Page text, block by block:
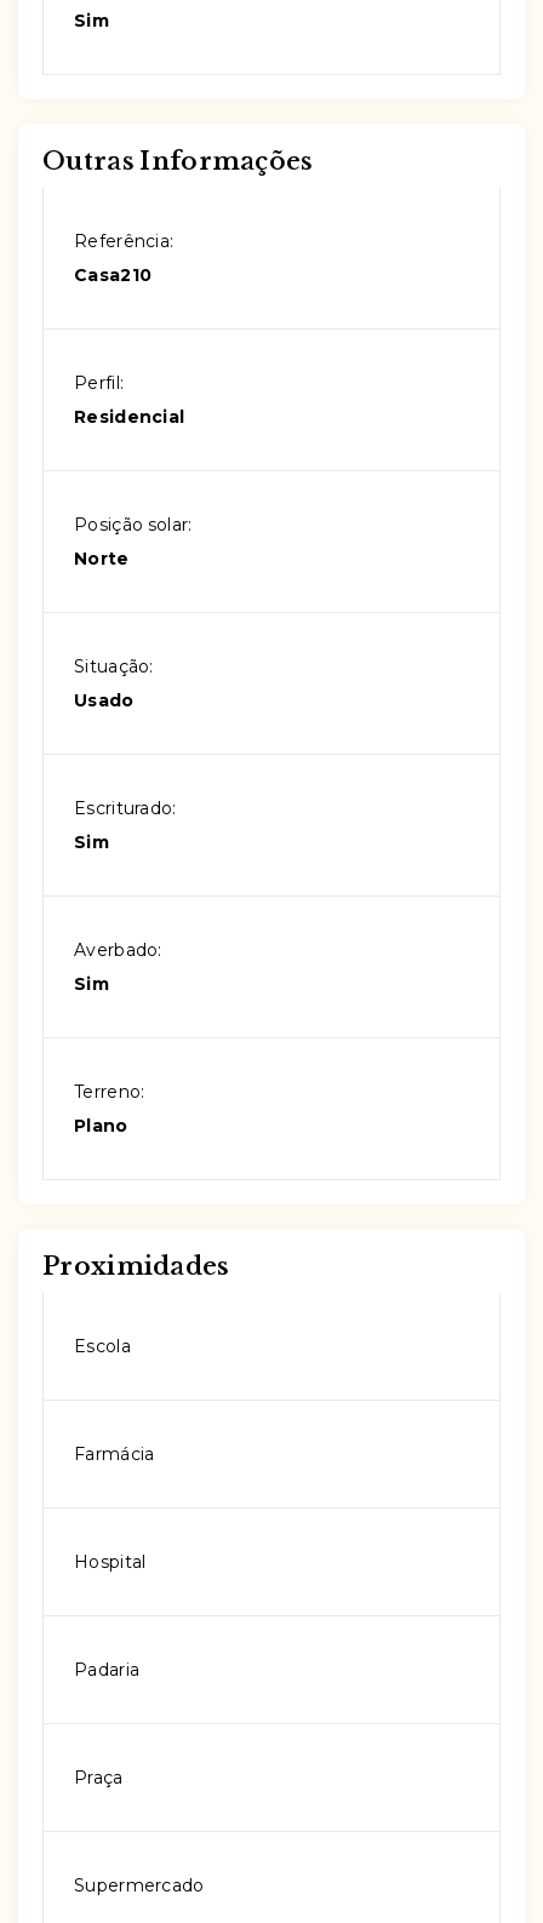
Sim
Outras Informações
Referência:
Casa210
Perfil:
Residencial
Posição solar:
Norte
Situação:
Usado
Escriturado:
Sim
Averbado:
Sim
Terreno:
Plano
Proximidades
Escola
Farmácia
Hospital
Padaria
Praça
Supermercado